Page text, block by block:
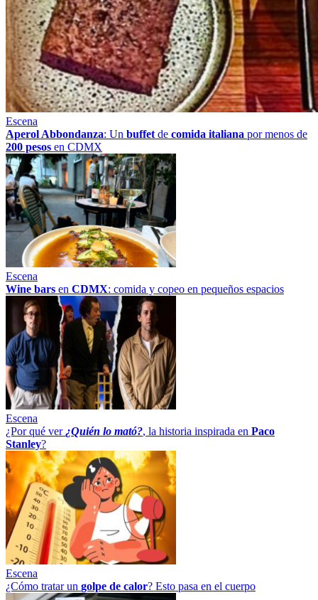
Escena
Aperol Abbondanza: Un buffet de comida italiana por menos de
200 pesos en CDMX
Escena
Wine bars en CDMX: comida y copeo en pequeños espacios
Escena
¿Por qué ver ¿Quién lo mató?, la historia inspirada en Paco
Stanley?
Escena
¿Cómo tratar un golpe de calor? Esto pasa en el cuerpo